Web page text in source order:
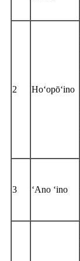
2 Hoʻopōʻino
3 ʻAno ʻino